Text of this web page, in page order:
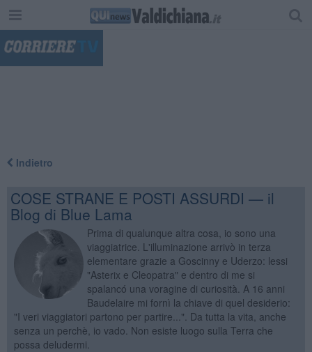
Indietro
COSE STRANE E POSTI ASSURDI — il
Blog di Blue Lama
Prima di qualunque altra cosa, io sono una
viaggiatrice. L'illuminazione arrivò in terza
elementare grazie a Goscinny e Uderzo: lessi
"Asterix e Cleopatra" e dentro di me si
spalancó una voragine di curiosità. A 16 anni
Baudelaire mi fornì la chiave di quel desiderio:
"I veri viaggiatori partono per partire...". Da tutta la vita, anche
senza un perchè, io vado. Non esiste luogo sulla Terra che
possa deludermi.